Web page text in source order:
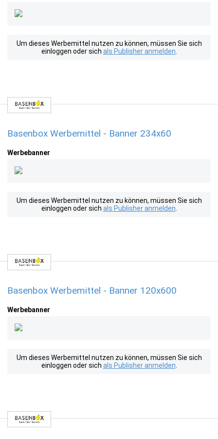
Um dieses Werbemittel nutzen zu können, müssen Sie sich
einloggen oder sich als Publisher anmelden
Basenbox Werbemittel - Banner 234x60
Werbebanner
Um dieses Werbemittel nutzen zu können, müssen Sie sich
einloggen oder sich als Publisher anmelden
Basenbox Werbemittel - Banner 120x600
Werbebanner
Um dieses Werbemittel nutzen zu können, müssen Sie sich
einloggen oder sich als Publisher anmelden